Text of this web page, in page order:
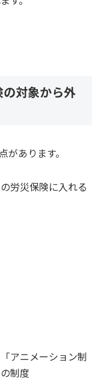
対象から外
があります。
労災保険に入れる
アニメーション制
制度